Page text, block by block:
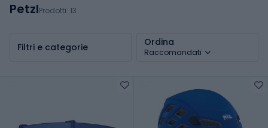
PetzlProdotti: 13
Filtri e categorie Ordina
Raccomandati